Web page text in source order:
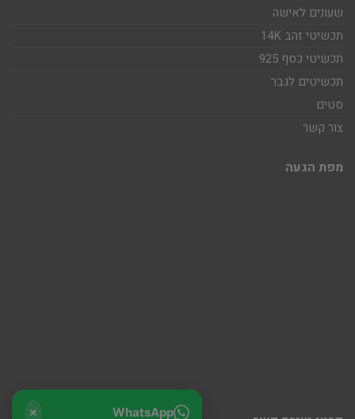
שעונים לאישה
תכשיטי זהב 14K
תכשיטי כסף 925
תכשיטים לגבר
סטים
צור קשר
מפת הגעה
WhatsApp